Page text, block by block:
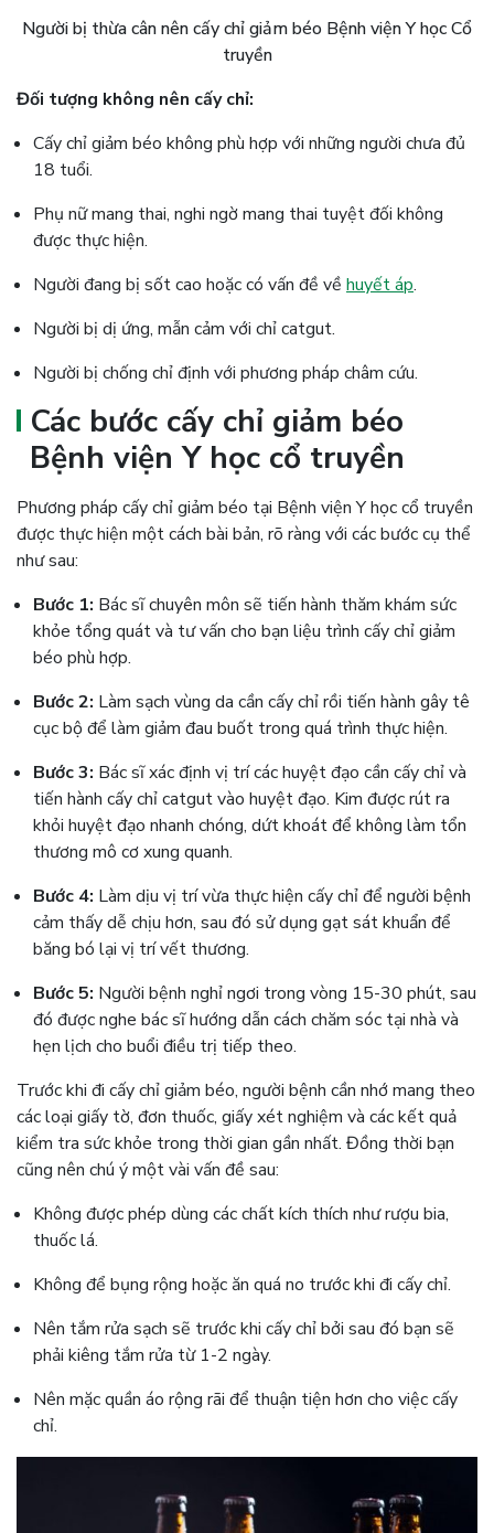
Người bị thừa cân nên cấy chỉ giảm béo Bệnh viện Y học Cổ
truyền
Đối tượng không nên cấy chỉ:
Cấy chỉ giảm béo không phù hợp với những người chưa đủ
18 tuổi.
Phụ nữ mang thai, nghi ngờ mang thai tuyệt đối không
được thực hiện.
Người đang bị sốt cao hoặc có vấn đề về huyết áp.
Người bị dị ứng, mẫn cảm với chỉ catgut.
Người bị chống chỉ định với phương pháp châm cứu.
Các bước cấy chỉ giảm béo
Bệnh viện Y học cổ truyền
Phương pháp cấy chỉ giảm béo tại Bệnh viện Y học cổ truyền
được thực hiện một cách bài bản, rõ ràng với các bước cụ thể
như sau:
Bước 1: Bác sĩ chuyên môn sẽ tiến hành thăm khám sức
khỏe tổng quát và tư vấn cho bạn liệu trình cấy chỉ giảm
béo phù hợp.
Bước 2: Làm sạch vùng da cần cấy chỉ rồi tiến hành gây tê
cục bộ để làm giảm đau buốt trong quá trình thực hiện.
Bước 3: Bác sĩ xác định vị trí các huyệt đạo cần cấy chỉ và
tiến hành cấy chỉ catgut vào huyệt đạo. Kim được rút ra
khỏi huyệt đạo nhanh chóng, dứt khoát để không làm tổn
thương mô cơ xung quanh.
Bước 4: Làm dịu vị trí vừa thực hiện cấy chỉ để người bệnh
cảm thấy dễ chịu hơn, sau đó sử dụng gạt sát khuẩn để
băng bó lại vị trí vết thương.
Bước 5: Người bệnh nghỉ ngơi trong vòng 15-30 phút, sau
đó được nghe bác sĩ hướng dẫn cách chăm sóc tại nhà và
hẹn lịch cho buổi điều trị tiếp theo.
Trước khi đi cấy chỉ giảm béo, người bệnh cần nhớ mang theo
các loại giấy tờ, đơn thuốc, giấy xét nghiệm và các kết quả
kiểm tra sức khỏe trong thời gian gần nhất. Đồng thời bạn
cũng nên chú ý một vài vấn đề sau:
Không được phép dùng các chất kích thích như rượu bia,
thuốc lá.
Không để bụng rộng hoặc ăn quá no trước khi đi cấy chỉ.
Nên tắm rửa sạch sẽ trước khi cấy chỉ bởi sau đó bạn sẽ
phải kiêng tắm rửa từ 1-2 ngày.
Nên mặc quần áo rộng rãi để thuận tiện hơn cho việc cấy
chỉ.